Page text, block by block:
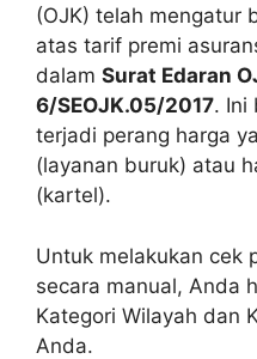
(OJK) telah mengatur
atas tarif premi
dalam Surat Edaran
6/SEOJK.05/2017. Ini
terjadi perang harga
(layanan buruk) atau
(kartel).
Untuk melakukan cek
secara manual, Anda
Kategori Wilayah dan
Anda.